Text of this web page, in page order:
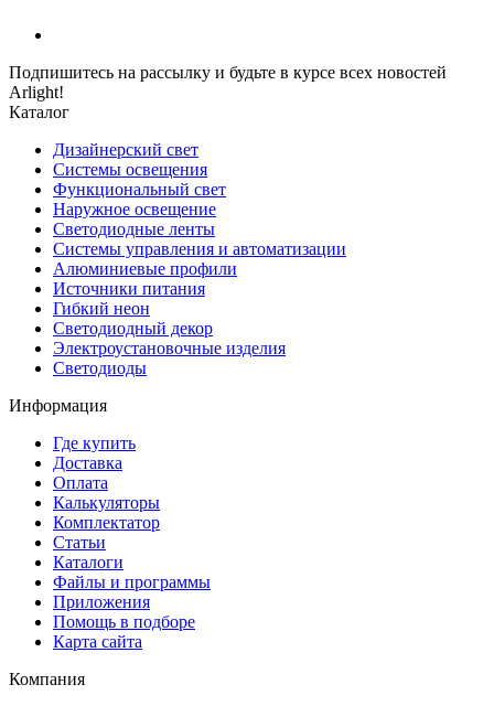
Подпишитесь на рассылку и будьте в курсе всех новостей
Arlight!
Каталог
Дизайнерский свет
Системы освещения
Функциональный свет
Наружное освещение
Светодиодные ленты
Системы управления и автоматизации
Алюминиевые профили
Источники питания
Гибкий неон
Светодиодный декор
Электроустановочные изделия
Светодиоды
Информация
Где купить
Доставка
Оплата
Калькуляторы
Комплектатор
Статьи
Каталоги
Файлы и программы
Приложения
Помощь в подборе
Карта сайта
Компания